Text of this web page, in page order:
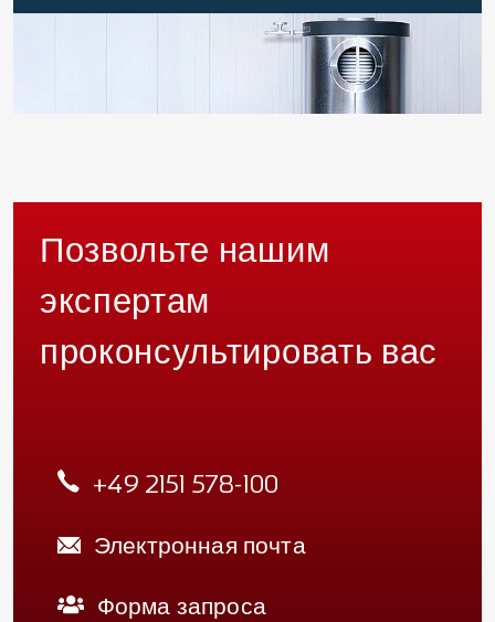
Позвольте нашим
экспертам
проконсультировать вас
+49 2151 578-100
Электронная почта
Форма запроса